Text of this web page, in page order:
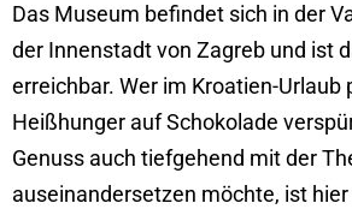
Das Museum befindet sich in der
der Innenstadt von Zagreb und ist
erreichbar. Wer im Kroatien-Urlaub
Heißhunger auf Schokolade
Genuss auch tiefgehend mit der
auseinandersetzen möchte, ist